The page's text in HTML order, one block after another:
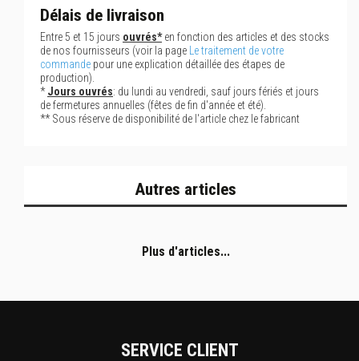
Délais de livraison
Entre 5 et 15 jours ouvrés*en fonction des articles et des stocks
de nos fournisseurs (voir la page
Le traitement de votre
commande pour une explication détaillée des étapes de
production).
*Jours ouvrés: du lundi au vendredi, sauf jours fériés et jours
de fermetures annuelles (fêtes de fin d'année et été).
** Sous réserve de disponibilité de l'article chez le fabricant
Autres articles
Plus d'articles...
SERVICE CLIENT